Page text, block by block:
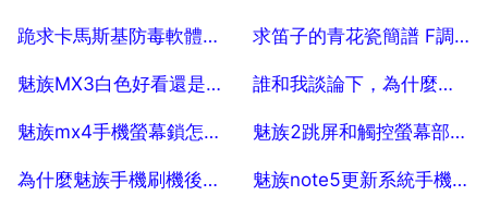
2025-07-29 2025-07-29
跪求卡馬斯基防毒軟體免費版
2025-07-29
求笛子的青花瓷簡譜 F調或者G調的。
2025-07-29
魅族MX3白色好看還是黑色好看啊，大家說說缺點
2025-07-29
誰和我談論下，為什麼孫燕姿那麼快過氣了
2025-07-29
魅族mx4手機螢幕鎖怎麼有兩個密碼可以開啟
2025-07-29
魅族2跳屏和觸控螢幕部分失靈怎麼辦
2025-07-29
為什麼魅族手機刷機後還是顯示出手機已鎖定 5 魅族note5更新系統手機死了，就這樣 20